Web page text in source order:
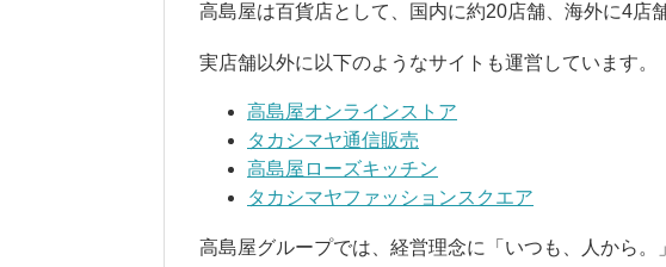
高島屋は百貨店として、国内に約20店舗、海外に4店
実店舗以外に以下のようなサイトも運営しています。
高島屋オンラインストア
タカシマヤ通信販売
高島屋ローズキッチン
タカシマヤファッションスクエア
高島屋グループでは、経営理念に「いつも、人から